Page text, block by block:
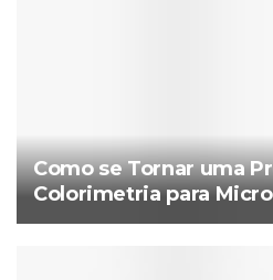
Como se Tornar uma
Colorimetria para